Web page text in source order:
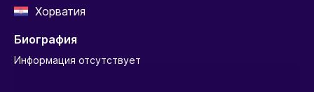
Хорватия
Биография
Информация отсутствует